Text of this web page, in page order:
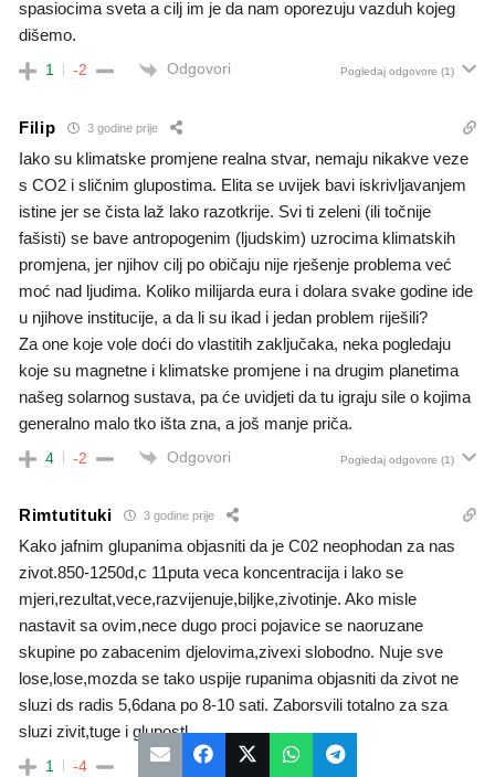
spasiocima sveta a cilj im je da nam oporezuju vazduh kojeg
dišemo.
1 -2 Odgovori Pogledaj odgovore (1)
Filip 3 godine prije
Iako su klimatske promjene realna stvar, nemaju nikakve veze
s CO2 i sličnim glupostima. Elita se uvijek bavi iskrivljavanjem
istine jer se čista laž lako razotkrije. Svi ti zeleni (ili točnije
fašisti) se bave antropogenim (ljudskim) uzrocima klimatskih
promjena, jer njihov cilj po običaju nije rješenje problema već
moć nad ljudima. Koliko milijarda eura i dolara svake godine ide
u njihove institucije, a da li su ikad i jedan problem riješili?
Za one koje vole doći do vlastitih zaključaka, neka pogledaju
koje su magnetne i klimatske promjene i na drugim planetima
našeg solarnog sustava, pa će uvidjeti da tu igraju sile o kojima
generalno malo tko išta zna, a još manje priča.
4 -2 Odgovori Pogledaj odgovore (1)
Rimtutituki 3 godine prije
Kako jafnim glupanima objasniti da je C02 neophodan za nas
zivot.850-1250d,c 11puta veca koncentracija i lako se
mjeri,rezultat,vece,razvijenuje,biljke,zivotinje. Ako misle
nastavit sa ovim,nece dugo proci pojavice se naoruzane
skupine po zabacenim djelovima,zivexi slobodno. Nuje sve
lose,lose,mozda se tako uspije rupanima objasniti da zivot ne
sluzi ds radis 5,6dana po 8-10 sati. Zaborsvili totalno za sza
sluzi zivit,tuge i glupostl
1 -4 Odgovori